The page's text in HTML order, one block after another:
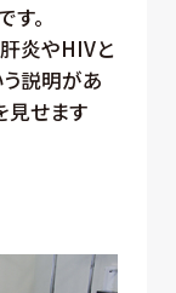
。
炎やHIVと
説明があ
見せます